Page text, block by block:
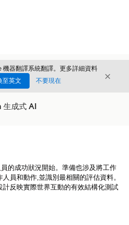
機器翻譯系統翻譯。更多詳細資料
至英文 不要現在 結束
成式 AI
的成功狀況開始。準備也涉及將工作
員和動作,並識別最相關的評估資料。
反映實際世界互動的有效結構化測試